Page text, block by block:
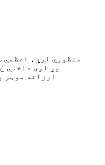
وړ لوی داخلي
ارزانه موټر